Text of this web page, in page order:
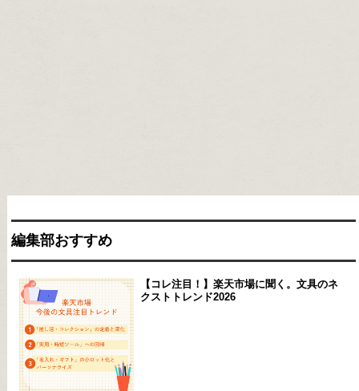
編集部おすすめ
【コレ注目！】楽天市場に聞く。文具のネ
クストトレンド2026